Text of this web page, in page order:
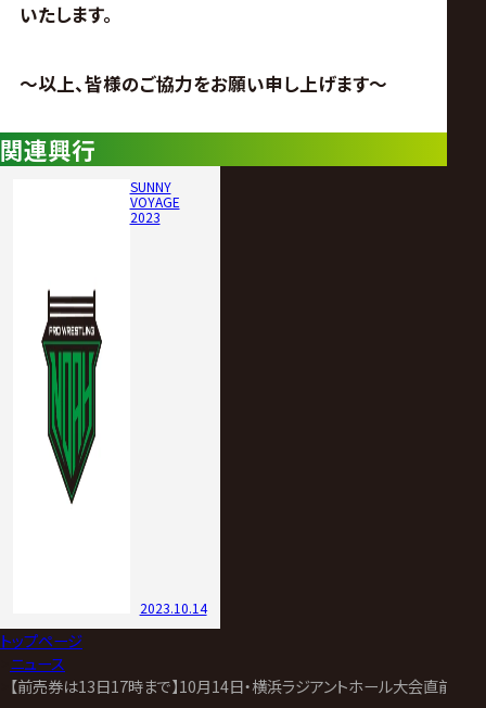
いたします。
～以上、皆様のご協力をお願い申し上げます～
関連興行
SUNNY
VOYAGE
2023
2023.10.14
トップページ
ニュース
【前売券は13日17時まで】10月14日・横浜ラジアントホール大会直前情報